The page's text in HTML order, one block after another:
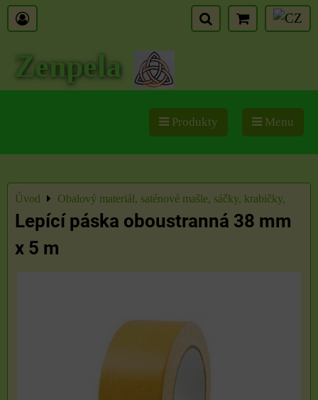
Zenpela
Produkty Menu
Úvod Obalový materiál, saténové mašle, sáčky, krabičky,
Lepící páska oboustranná 38 mm
x 5 m